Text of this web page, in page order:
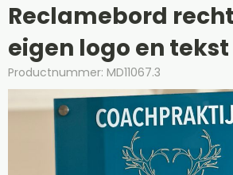
Reclamebord
eigen logo en tekst
Productnummer: MD11067.3